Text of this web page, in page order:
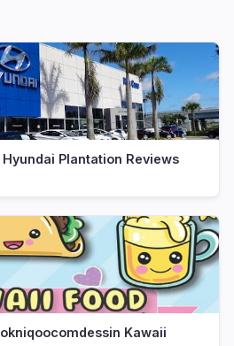
Plantation Reviews
Kawaii